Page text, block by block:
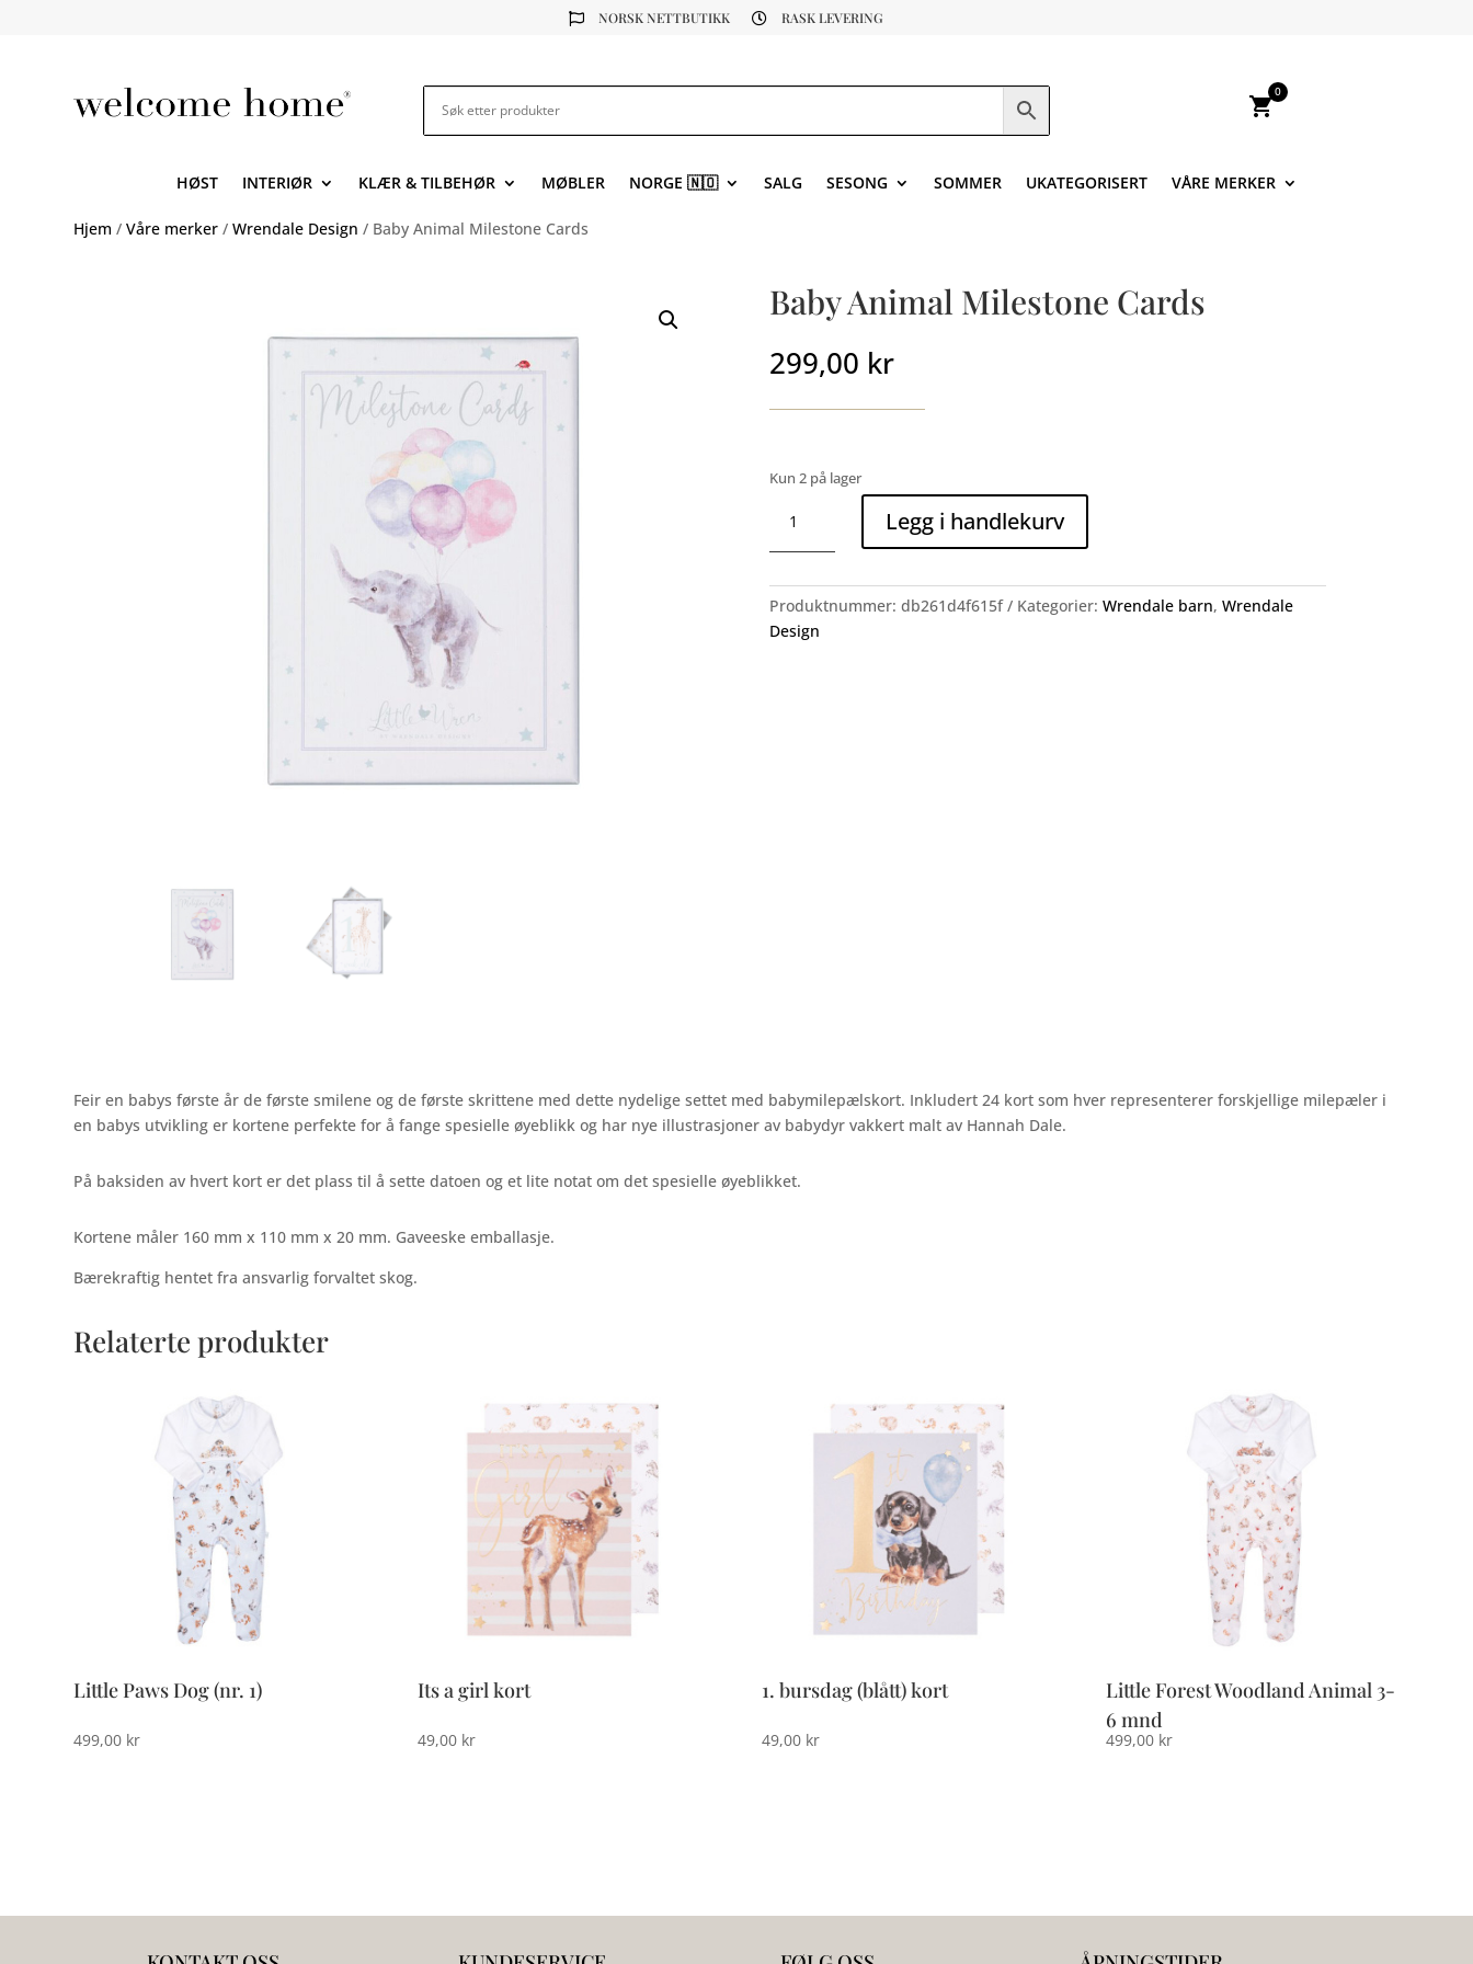
 NORSK NETTBUTIKK  RASK LEVERING
shopping_cart
0
HØST INTERIØR KLÆR & TILBEHØR MØBLER NORGE 🇳🇴 SALG SESONG SOMMER UKATEGORISERT VÅRE MERKER
Hjem /Våre merker /Wrendale Design / Baby Animal Milestone Cards
Baby Animal Milestone Cards
299,00 kr
Kun 2 på lager
Animal
Milestone
antall
Legg i handlekurv
Produktnummer: db261d4f615f Kategorier: Wrendale barn, Wrendale
Design
Feir en babys første år de første smilene og de første skrittene med dette nydelige settet med babymilepælskort. Inkludert 24 kort som hver representerer forskjellige milepæler i
en babys utvikling er kortene perfekte for å fange spesielle øyeblikk og har nye illustrasjoner av babydyr vakkert malt av Hannah Dale.
På baksiden av hvert kort er det plass til å sette datoen og et lite notat om det spesielle øyeblikket.
Kortene måler 160 mm x 110 mm x 20 mm. Gaveeske emballasje.
Bærekraftig hentet fra ansvarlig forvaltet skog.
Relaterte produkter
Little Paws Dog (nr. 1)
499,00 kr
Its a girl kort
49,00 kr
1. bursdag (blått) kort
49,00 kr
Little Forest Woodland Animal 3-
6 mnd
499,00 kr